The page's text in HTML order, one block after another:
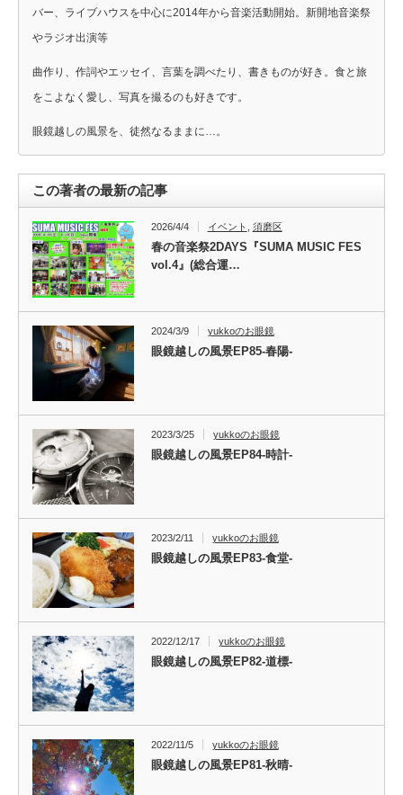
バー、ライブハウスを中心に2014年から音楽活動開始。新開地音楽祭
やラジオ出演等
曲作り、作詞やエッセイ、言葉を調べたり、書きものが好き。食と旅
をこよなく愛し、写真を撮るのも好きです。
眼鏡越しの風景を、徒然なるままに…。
この著者の最新の記事
2026/4/4 イベント 須磨区
春の音楽祭2DAYS『SUMA MUSIC FES
vol.4』(総合運…
2024/3/9 yukkoのお眼鏡
眼鏡越しの風景EP85-春陽-
2023/3/25 yukkoのお眼鏡
眼鏡越しの風景EP84-時計-
2023/2/11 yukkoのお眼鏡
眼鏡越しの風景EP83-食堂-
2022/12/17 yukkoのお眼鏡
眼鏡越しの風景EP82-道標-
2022/11/5 yukkoのお眼鏡
眼鏡越しの風景EP81-秋晴-